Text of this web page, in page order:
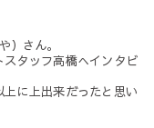
）さん。
タッフ高橋へインタビ
に上出来だったと思い